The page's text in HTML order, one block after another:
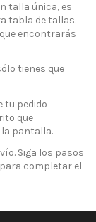
talla única, es
tabla de tallas.
encontrarás
tienes que
tu pedido
que
la pantalla.
Siga los pasos
completar el